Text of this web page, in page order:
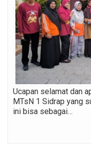
Ucapan selamat dan
MTsN 1 Sidrap yang
ini bisa sebagai…